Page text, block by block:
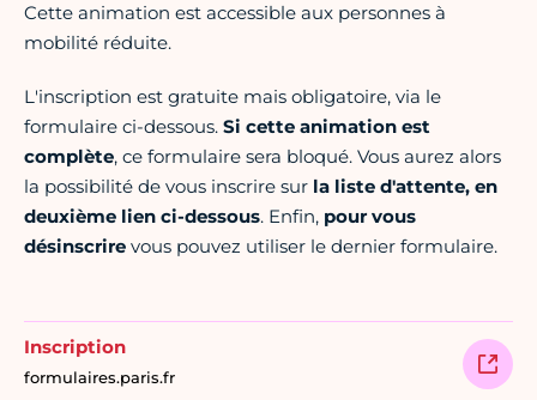
Cette animation est accessible aux personnes à
mobilité réduite.
L'inscription est gratuite mais obligatoire, via le
formulaire ci-dessous. Si cette animation est
complète, ce formulaire sera bloqué. Vous aurez alors
la possibilité de vous inscrire sur la liste d'attente, en
deuxième lien ci-dessous. Enfin, pour vous
désinscrire vous pouvez utiliser le dernier formulaire.
Inscription
formulaires.paris.fr